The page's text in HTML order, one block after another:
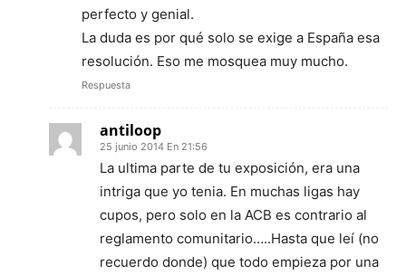
perfecto y genial.
La duda es por qué solo se exige a España esa
resolución. Eso me mosquea muy mucho.
Respuesta
antiloop
25 junio 2014 En 21:56
La ultima parte de tu exposición, era una
intriga que yo tenia. En muchas ligas hay
cupos, pero solo en la ACB es contrario al
reglamento comunitario…..Hasta que leí (no
recuerdo donde) que todo empieza por una